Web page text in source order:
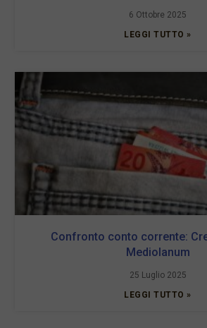
6 Ottobre 2025
LEGGI TUTTO »
Confronto conto corrente:
Mediolanum
25 Luglio 2025
LEGGI TUTTO »